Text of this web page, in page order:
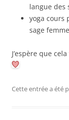
langue des
yoga cours
sage femme
J’espère que
Cette entrée a été